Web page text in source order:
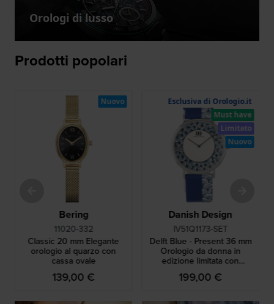
Orologi di lusso
Prodotti popolari
Bering
11020-332
Classic 20 mm Elegante
orologio al quarzo con
cassa ovale
139,00 €
Nuovo
Danish Design
IV51Q1173-SET
Delft Blue - Present 36 mm
Orologio da donna in
edizione limitata con
esclusivo ciondolo blu delft
199,00 €
Esclusiva di Orologio.it
Must have
Limitato
Nuovo